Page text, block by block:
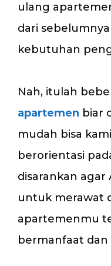
ulang
dari
kebutuhan
Nah, itulah
apartemen biar
mudah bisa
berorientasi
disarankan agar
untuk merawat
apartemenmu
bermanfaat dan